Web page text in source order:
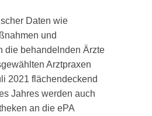
Daten wie
und
die behandelnden Ärzte
Arztpraxen
2021 flächendeckend
Jahres werden auch
an die ePA